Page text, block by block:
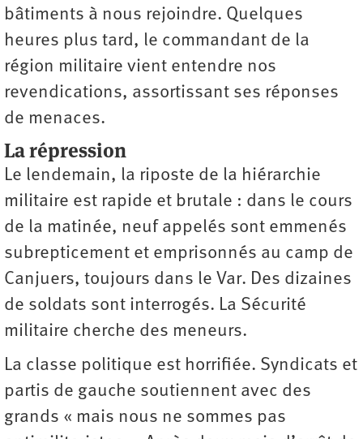
bâtiments à nous rejoindre. Quelques
heures plus tard, le commandant de la
région militaire vient entendre nos
revendications, assortissant ses réponses
de menaces.
La répression
Le lendemain, la riposte de la hiérarchie
militaire est rapide et brutale : dans le cours
de la matinée, neuf appelés sont emmenés
subrepticement et emprisonnés au camp de
Canjuers, toujours dans le Var. Des dizaines
de soldats sont interrogés. La Sécurité
militaire cherche des meneurs.
La classe politique est horrifiée. Syndicats et
partis de gauche soutiennent avec des
grands « mais nous ne sommes pas